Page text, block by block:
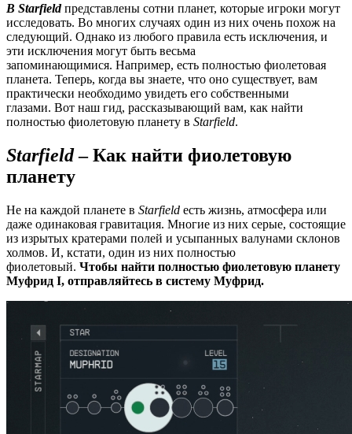
В Starfieldпредставлены сотни планет, которые игроки могут
исследовать. Во многих случаях один из них очень похож на
следующий. Однако из любого правила есть исключения, и
эти исключения могут быть весьма
запоминающимися. Например, есть полностью фиолетовая
планета. Теперь, когда вы знаете, что оно существует, вам
практически необходимо увидеть его собственными
глазами. Вот наш гид, рассказывающий вам, как найти
полностью фиолетовую планету в Starfield.
Starfield– Как найти фиолетовую
планету
Не на каждой планете в Starfield есть жизнь, атмосфера или
даже одинаковая гравитация. Многие из них серые, состоящие
из изрытых кратерами полей и усыпанных валунами склонов
холмов. И, кстати, один из них полностью
фиолетовый. Чтобы найти полностью фиолетовую планету
Муфрид I, отправляйтесь в систему Муфрид.